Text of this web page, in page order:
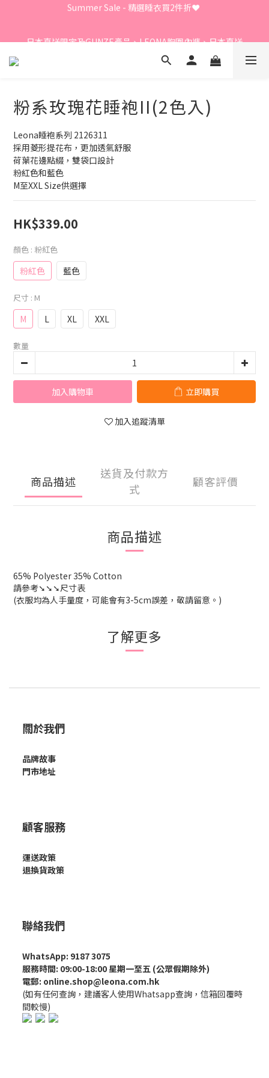
Summer Sale - 精選睡衣買2件折❤️
日本直送限定及GUNZE產品、LEONA胸圍內褲、日本直送
粉系玫瑰花睡袍II(2色入)
Leona睡袍系列 2126311
採用菱形提花布，更加透氣舒服
荷葉花邊點綴，雙袋口設計
粉紅色和藍色
M至XXL Size供選擇
HK$339.00
顏色 : 粉紅色
粉紅色 藍色
尺寸 : M
M L XL XXL
數量
加入購物車 立即購買
加入追蹤清單
商品描述
送貨及付款方
式
顧客評價
商品描述
65% Polyester 35% Cotton
請參考➘➘➘尺寸表
(衣服均為人手量度，可能會有3-5cm誤差，敬請留意。)
了解更多
關於我們
品牌故事
門市地址
顧客服務
運送政策
退換貨政策
聯絡我們
WhatsApp: 9187 3075
服務時間: 09:00-18:00 星期一至五 (公眾假期除外)
電郵: online.shop@leona.com.hk
(如有任何查詢，建議客人使用Whatsapp查詢，信箱回覆時
間較慢)